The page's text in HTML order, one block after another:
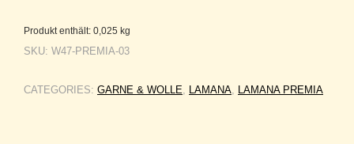
Produkt enthält: 0,025 kg
SKU: W47-PREMIA-03
CATEGORIES: GARNE & WOLLE, LAMANA, LAMANA PREMIA